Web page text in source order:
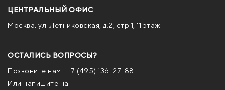
ЦЕНТРАЛЬНЫЙ ОФИС
Москва, ул. Летниковская, д.2, стр.1, 11 этаж
ОСТАЛИСЬ ВОПРОСЫ?
Позвоните нам:
+7 (495) 136-27-88
Или напишите на